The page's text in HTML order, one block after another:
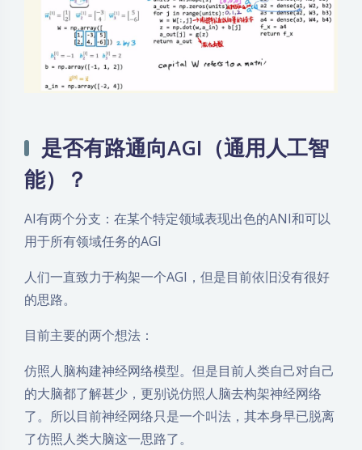
是否有路通向AGI（通用人工智
能）？
AI有两个分支：在某个特定领域表现出色的ANI和可以
用于所有领域任务的AGI
人们一直致力于构架一个AGI，但是目前依旧没有很好
的思路。
目前主要的两个想法：
仿照人脑构建神经网络模型。但是目前人类自己对自己
的大脑都了解甚少，更别说仿照人脑去构架神经网络
了。所以目前神经网络只是一个叫法，其本身早已脱离
了仿照人类大脑这一思路了。